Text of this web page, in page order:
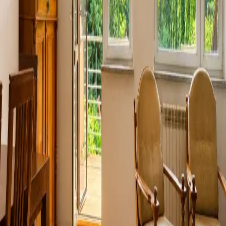
Obiekty
Hostele, pensjonaty, motele i inne
Najnowsze do wynajęcia
Zobacz wszystkie
Nowa oferta
DO WYNAJĘCIA szeregowiec w super
lokalizacji